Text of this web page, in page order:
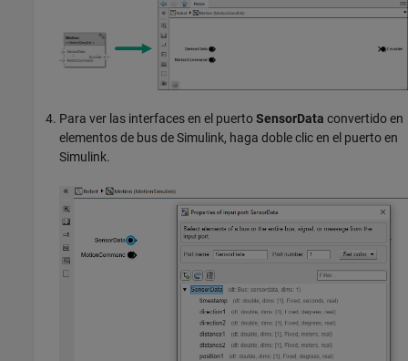
Para ver las interfaces en el puertoSensorData convertido en
elementos de bus de Simulink, haga doble clic en el puerto en
Simulink.